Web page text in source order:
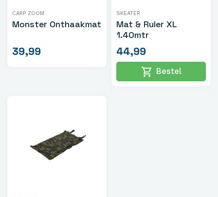
CARP ZOOM
Monster Onthaakmat
39,99
SKEATER
Mat & Ruler XL
1.40mtr
44,99
shopping_cart Bestel